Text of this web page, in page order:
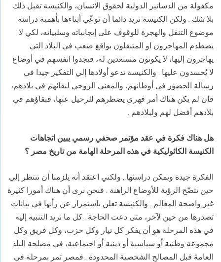
مكفولة من الدساتير الدولية لحقوق الانسان، والكنيسة تقبل ذلك
بلا شك . ولكن الكنيسة تريد دائما أن توعّي أبناءها بأهمية دراسة
موضوع التنقل والهجرة للوقوف على إيجابياته وسلبياته، لكي لا
يصطدم المهاجرون او المتنقلون بواقع صعب في البلاد التي
يهاجرون إليها، لا يكونون مستعدين له، فيجدوا انفسهم في أوضاع
لا يُحسدون عليها . والكنيسة تدعو أولادها إلي التفكير جيدا في
رسالة الحضور في أوطانهم، والمعنى الروحي لبقائهم في بلادهم،
فإن لم يكن هناك أمر قهري يضطرهم للرحيل عنها، فبقاؤهم في
بلادهم أفضل لهم ولبلادهم .
هل هناك فكرة في عقد مؤتمر صحفي رسمي يبين اتجاهات
الكنيسة الكاثوليكية في هذه المرحلة الهامة من تاريخ مصر ؟
الفكرة جيدة ويمكن دراستها . ولكني اعتقد أنه يلزمنا أن ننتظر إلي
حين تتضّح الرؤية للأوضاع الراهنة . فنحن نرى أن هناك أمورا كثيرة
غير واضحة المعالم . والكنيسة تعلن باستمرار عن رأيها في بيانات
تصدرها من حين لآخر، متى دعت الحاجة . كل ما نريد التنبيه إليه
في هذه المرحلة هو أن يفكر كل تيار وكل حزب، وكل فريق وكل
مجموعة وطنية أو سياسية أو دينية أو اجتماعية، في مصلحة البلد
العامة قبل المصالح الشخصية المحدودة . فمصر تمر بمرحلة في